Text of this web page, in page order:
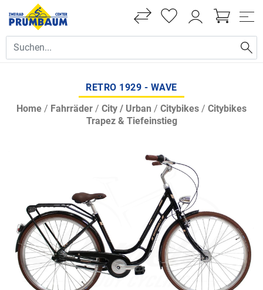
RETRO 1929 - WAVE
Home / Fahrräder / City / Urban / Citybikes / Citybikes
Trapez & Tiefeinstieg